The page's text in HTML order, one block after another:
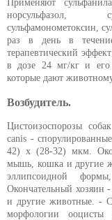
Применяют
норсульфазол,
сульфамонометоксин,
раз в день в
терапевтический
в дозе 24 мг/кг и его
которые дают
Возбудитель.
Цистоизоспорозы
canis -
42) х (28-32) мкм.
мышь, кошка и другие
эллипсоидной
Окончательный хозяин
и другие животные. -
морфологии ооцисты